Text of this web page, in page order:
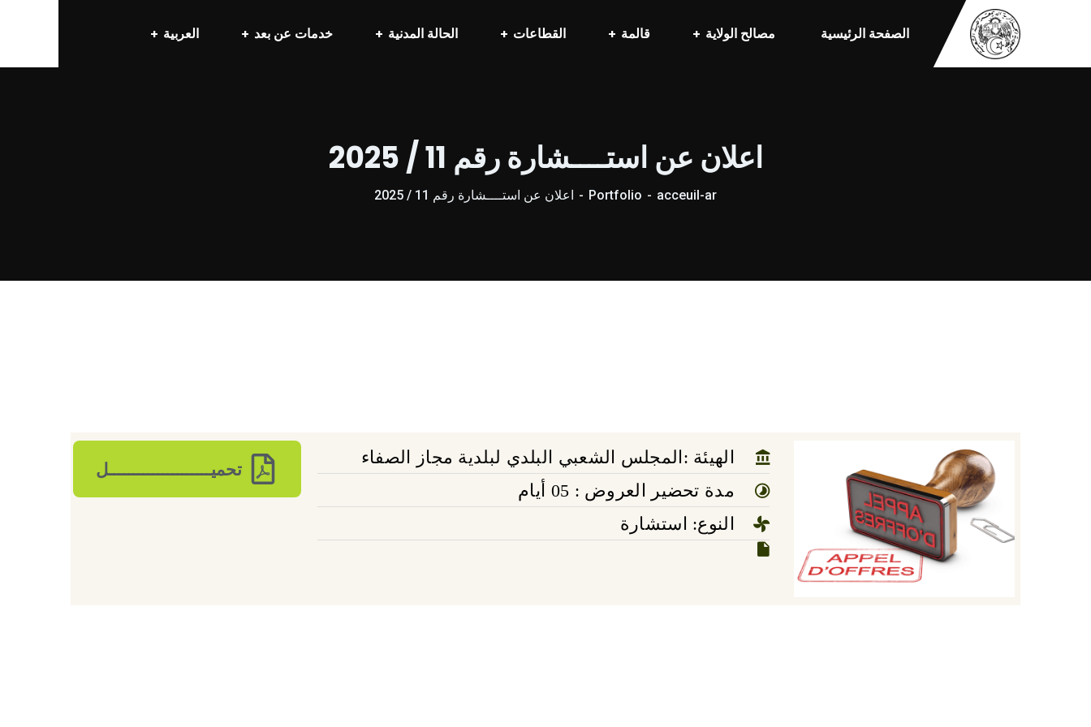
الصفحة الرئيسية مصالح الولاية قالمة القطاعات الحالة المدنية خدمات عن بعد العربية
اعلان عن استــــشارة رقم 11 / 2025
acceuil-ar
Portfolio اعلان عن استــــشارة رقم 11 / 2025
الهيئة :المجلس الشعبي البلدي لبلدية مجاز الصفاء
مدة تحضير العروض : 05 أيام
النوع: استشارة
تحميـــــــــــــــــــــل